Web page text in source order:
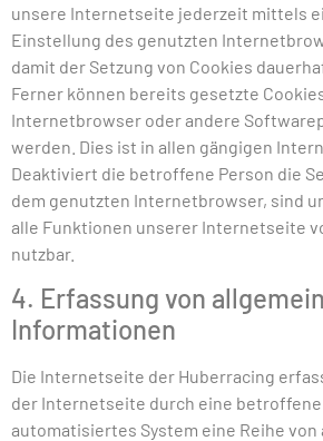
unsere Internetseite jederzeit mittels
Einstellung des genutzten
damit der Setzung von Cookies
Ferner können bereits gesetzte
Internetbrowser oder andere
werden. Dies ist in allen gängigen
Deaktiviert die betroffene Person die
dem genutzten Internetbrowser, sind
alle Funktionen unserer Internetseite
nutzbar.
4. Erfassung von
Informationen
Die Internetseite der Huberracing
der Internetseite durch eine betroffene
automatisiertes System eine Reihe von